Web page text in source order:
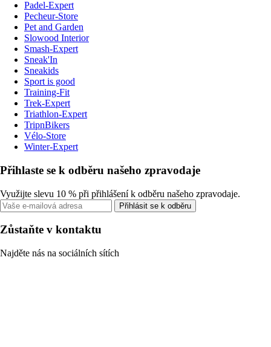
Padel-Expert
Pecheur-Store
Pet and Garden
Slowood Interior
Smash-Expert
Sneak'In
Sneakids
Sport is good
Training-Fit
Trek-Expert
Triathlon-Expert
TripnBikers
Vélo-Store
Winter-Expert
Přihlaste se k odběru našeho zpravodaje
Využijte slevu 10 % při přihlášení k odběru našeho zpravodaje.
Přihlásit se k odběru
Zůstaňte v kontaktu
Najděte nás na sociálních sítích